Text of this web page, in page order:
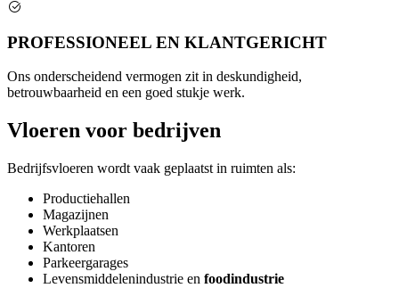
PROFESSIONEEL EN KLANTGERICHT
Ons onderscheidend vermogen zit in deskundigheid,
betrouwbaarheid en een goed stukje werk.
Vloeren voor bedrijven
Bedrijfsvloeren wordt vaak geplaatst in ruimten als:
Productiehallen
Magazijnen
Werkplaatsen
Kantoren
Parkeergarages
Levensmiddelenindustrie en foodindustrie